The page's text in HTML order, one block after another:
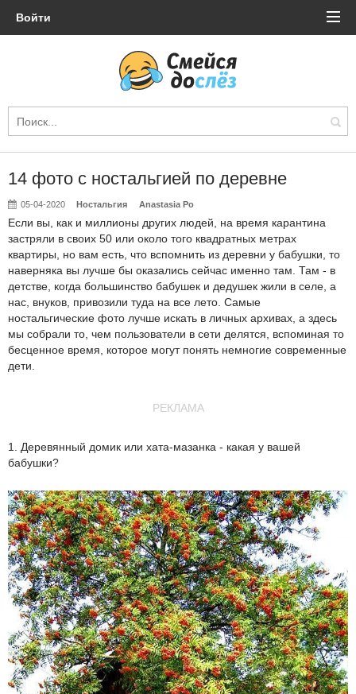
Войти
14 фото с ностальгией по деревне
05-04-2020 Ностальгия Anastasia Po
Если вы, как и миллионы других людей, на время карантина
застряли в своих 50 или около того квадратных метрах
квартиры, но вам есть, что вспомнить из деревни у бабушки, то
наверняка вы лучше бы оказались сейчас именно там. Там - в
детстве, когда большинство бабушек и дедушек жили в селе, а
нас, внуков, привозили туда на все лето. Самые
ностальгические фото лучше искать в личных архивах, а здесь
мы собрали то, чем пользователи в сети делятся, вспоминая то
бесценное время, которое могут понять немногие современные
дети.
РЕКЛАМА
1. Деревянный домик или хата-мазанка - какая у вашей
бабушки?